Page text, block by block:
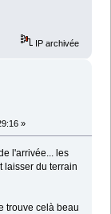
IP archivée
»
l'arrivée... les
laisser du terrain
trouve celà beau